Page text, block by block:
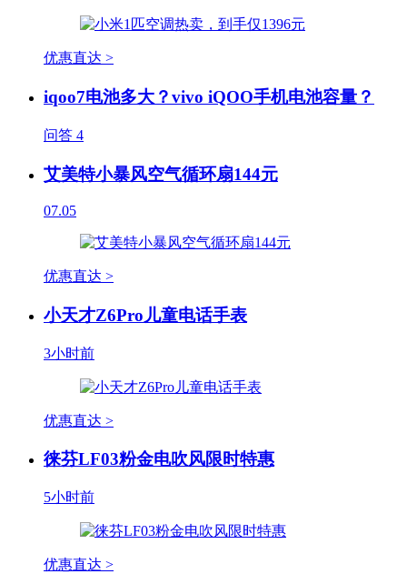
优惠直达 >
iqoo7电池多大？vivo iQOO手机电池容量？
问答 4
艾美特小暴风空气循环扇144元
07.05
优惠直达 >
小天才Z6Pro儿童电话手表
3小时前
优惠直达 >
徕芬LF03粉金电吹风限时特惠
5小时前
优惠直达 >